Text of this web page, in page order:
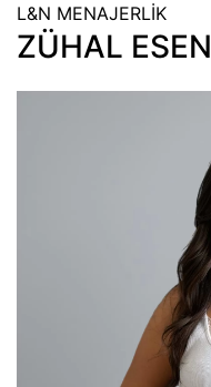
L&N MENAJERLİK
ZÜHAL ESEN